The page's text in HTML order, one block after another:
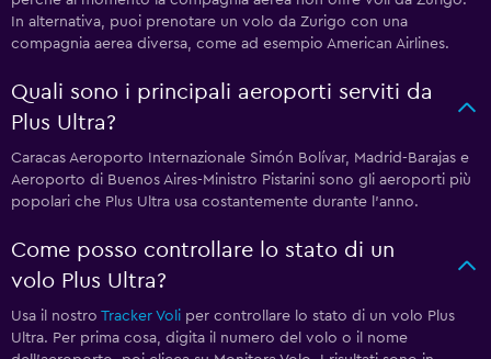
In alternativa, puoi prenotare un volo da Zurigo con una
compagnia aerea diversa, come ad esempio American Airlines.
Quali sono i principali aeroporti serviti da
Plus Ultra?
Caracas Aeroporto Internazionale Simón Bolívar, Madrid-Barajas e
Aeroporto di Buenos Aires-Ministro Pistarini sono gli aeroporti più
popolari che Plus Ultra usa costantemente durante l'anno.
Come posso controllare lo stato di un
volo Plus Ultra?
Usa il nostro Tracker Voli per controllare lo stato di un volo Plus
Ultra. Per prima cosa, digita il numero del volo o il nome